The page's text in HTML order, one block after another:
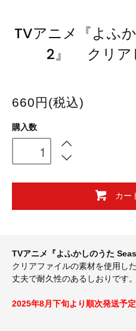
TVアニメ『よふ
2』 クリア
660円(税込)
購入数
カー
TVアニメ『よふかしのうた
クリアファイルの素材を使用した
丈夫で耐久性のあるしおりです
2025年8月下旬より順次発送予定